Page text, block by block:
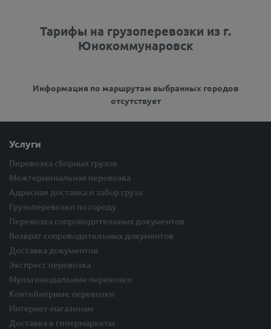
Тарифы на грузоперевозки из г.
Юнокоммунаровск
Информация по маршрутам выбранных городов
отсутствует
Услуги
Перевозка сборных грузов
Межтерминальная перевозка
Адресная доставка и забор груза
Грузоперевозки по городу
Перевозка сопроводительных документов
Возврат сопроводительных документов
Доставка документов
Экспресс перевозка
Мультимодальные перевозки
Контейнерные перевозки
Интернет-магазинам
Доставка в гипермаркеты